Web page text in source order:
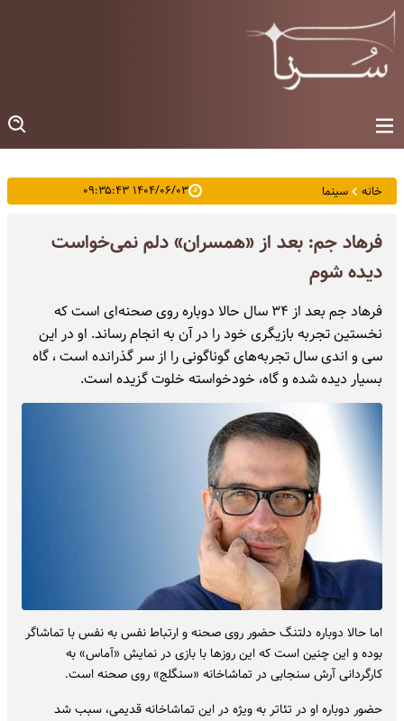
خانه سینما ۱۴۰۴/۰۶/۰۳ ۰۹:۳۵:۴۳
فرهاد جم: بعد از «همسران» دلم نمی‌خواست
دیده شوم
فرهاد جم بعد از ۳۴ سال حالا دوباره روی صحنه‌ای است که
نخستین تجربه بازیگری خود را در آن به انجام رساند. او در این
سی و اندی سال تجربه‌های گوناگونی را از سر گذرانده است ، گاه
بسیار دیده شده و گاه، خودخواسته خلوت گزیده است.
اما حالا دوباره دلتنگ حضور روی صحنه و ارتباط نفس به نفس با تماشاگر
بوده و این چنین است که این روزها با بازی در نمایش «آماس» به
کارگردانی آرش سنجابی در تماشاخانه «سنگلج» روی صحنه است.
حضور دوباره او در تئاتر به ویژه در این تماشاخانه قدیمی، سبب شد